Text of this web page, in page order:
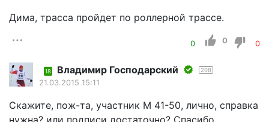
Дима, трасса пройдет по роллерной трассе.
0 0 0
18 Владимир Господарский 208
21.03.2015 15:11
Скажите, пож-та, участник М 41-50, лично, справка
нужна? или подписи достаточно? Спасибо.